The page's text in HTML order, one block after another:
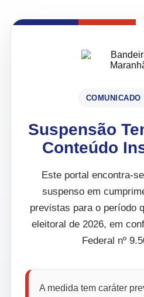
Suspensão
Conteúdo
Este portal encontra-
suspenso em
previstas para o período
eleitoral de 2026, em
Federal nº
A medida tem caráter